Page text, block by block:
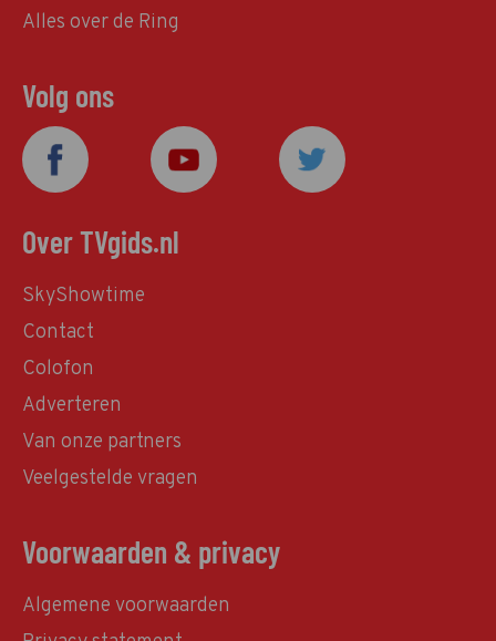
Alles over de Ring
Volg ons
Over TVgids.nl
SkyShowtime
Contact
Colofon
Adverteren
Van onze partners
Veelgestelde vragen
Voorwaarden & privacy
Algemene voorwaarden